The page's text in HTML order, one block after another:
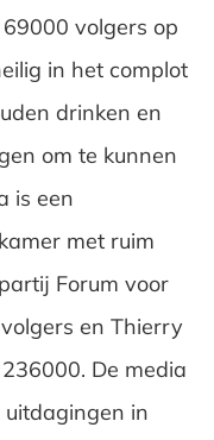
volgers op
in het complot
drinken en
om te kunnen
is een
met ruim
Forum voor
en Thierry
De media
in